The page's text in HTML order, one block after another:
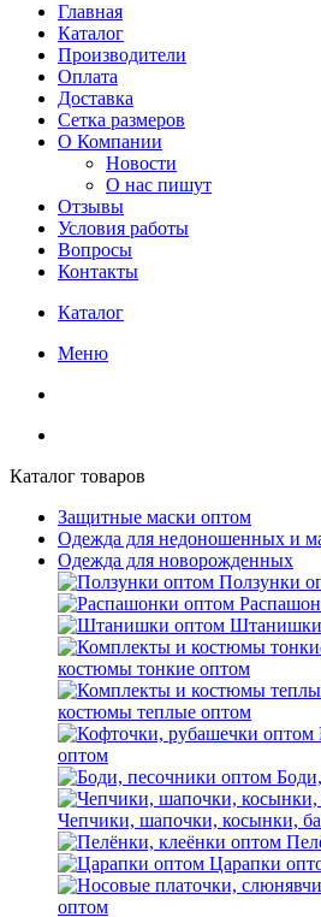
Главная
Каталог
Производители
Оплата
Доставка
Сетка размеров
О Компании
Новости
О нас пишут
Отзывы
Условия работы
Вопросы
Контакты
Каталог
Меню
Каталог товаров
Защитные маски оптом
Одежда для недоношенных и
Одежда для новорожденных
Ползунки
костюмы тонкие оптом
костюмы теплые оптом
оптом
Чепчики, шапочки, косынки,
Царапки